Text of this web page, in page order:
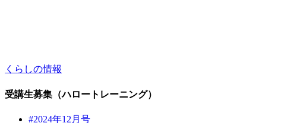
くらしの情報
受講生募集（ハロートレーニング）
#2024年12月号